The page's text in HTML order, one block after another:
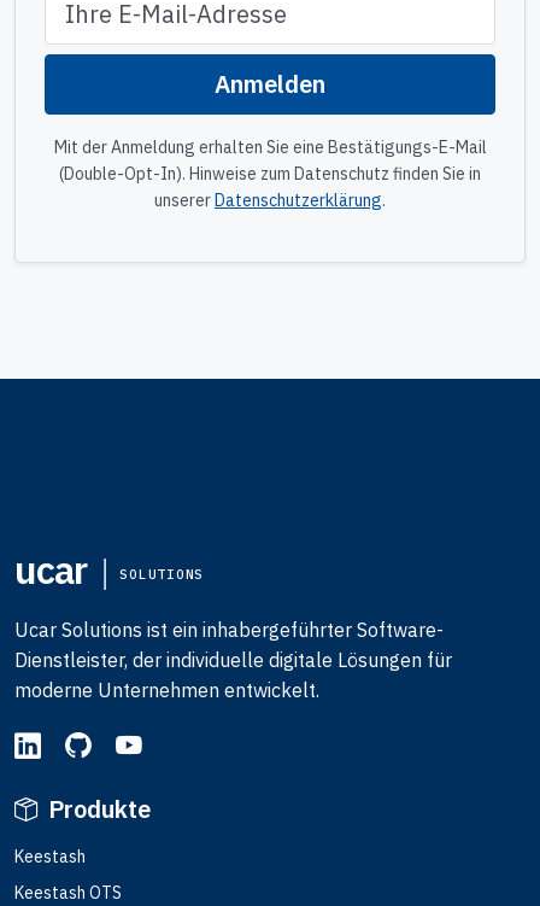
Anmelden
Mit der Anmeldung erhalten Sie eine Bestätigungs-E-Mail
(Double-Opt-In). Hinweise zum Datenschutz finden Sie in
unserer Datenschutzerklärung.
ucar SOLUTIONS
Ucar Solutions ist ein inhabergeführter Software-
Dienstleister, der individuelle digitale Lösungen für
moderne Unternehmen entwickelt.
Produkte
Keestash
Keestash OTS